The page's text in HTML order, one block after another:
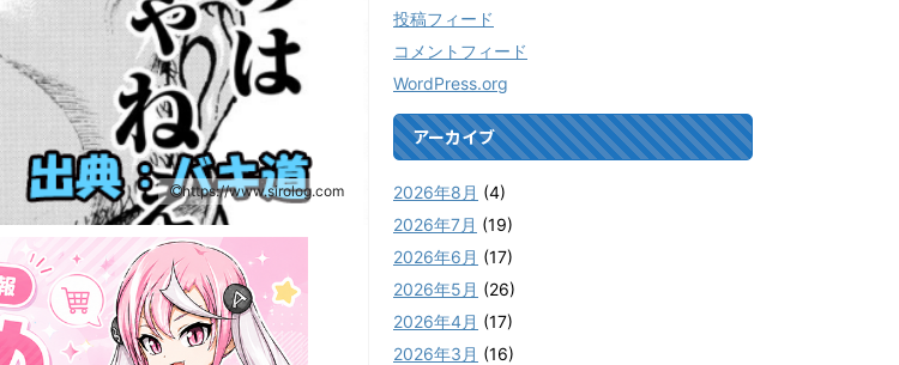
https://www.sirolog.com
投稿フィード
コメントフィード
WordPress.org
アーカイブ
2026年8月 (4)
2026年7月 (19)
2026年6月 (17)
2026年5月 (26)
2026年4月 (17)
2026年3月 (16)